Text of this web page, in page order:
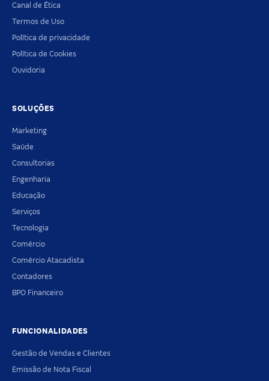
Canal de Ética
Termos de Uso
Política de privacidade
Política de Cookies
Ouvidoria
SOLUÇÕES
Marketing
Saúde
Consultorias
Engenharia
Educação
Serviços
Tecnologia
Comércio
Comércio Atacadista
Contadores
BPO Financeiro
FUNCIONALIDADES
Gestão de Vendas e Clientes
Emissão de Nota Fiscal